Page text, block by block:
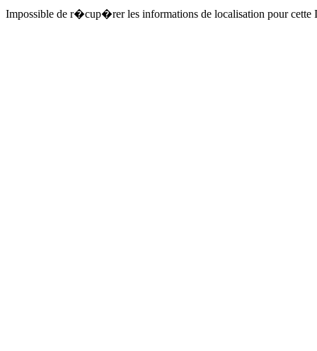
Impossible de r�cup�rer les informations de localisation pour cette